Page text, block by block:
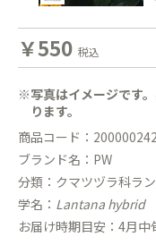
￥550 税込
※写真はイメージです
ります。
商品コード：
ブランド名：PW
分類：クマツヅラ科ラ
学名： Lantana hybrid
お届け時期目安：4月中